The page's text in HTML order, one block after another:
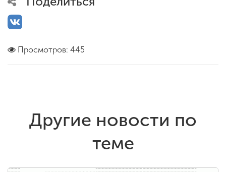
Просмотров: 445
Другие новости по
теме